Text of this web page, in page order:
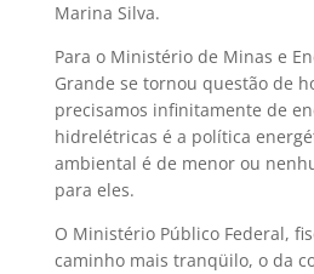
Marina Silva.
Para o Ministério de Minas e
Grande se tornou questão de
precisamos infinitamente de
hidrelétricas é a política
ambiental é de menor ou
para eles.
O Ministério Público Federal,
caminho mais tranqüilo, o da